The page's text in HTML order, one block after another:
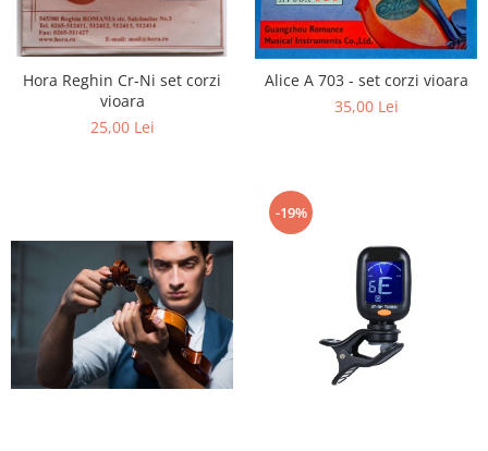
Hora Reghin Cr-Ni set corzi
vioara
25,00 Lei
Alice A 703 - set corzi vioara
35,00 Lei
-19%